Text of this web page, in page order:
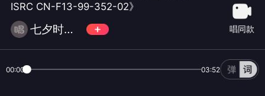
ISRC CN-F13-99-352-02》
七夕时光📀 唱同款
00:00 03:52